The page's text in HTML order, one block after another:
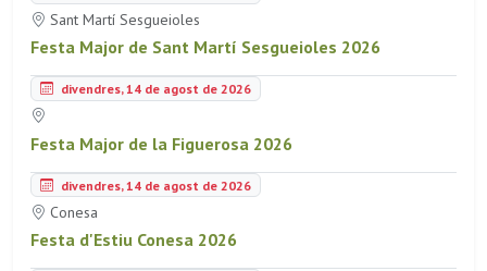
Sant Martí Sesgueioles
Festa Major de Sant Martí Sesgueioles 2026
divendres, 14 de agost de 2026
Festa Major de la Figuerosa 2026
divendres, 14 de agost de 2026
Conesa
Festa d'Estiu Conesa 2026